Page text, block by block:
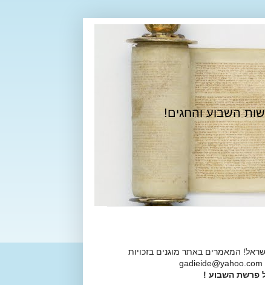
השבוע והחגים!
המאמרים באתר מוגנים בזכויות
פרשת השבוע !